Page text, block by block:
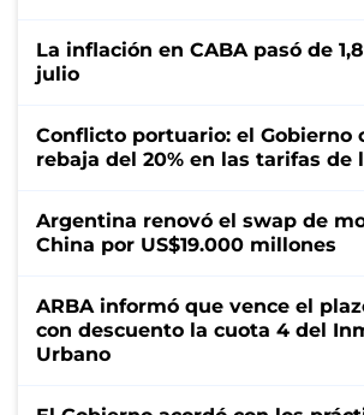
La inflación en CABA pasó de
julio
Conflicto portuario: el Gobierno
rebaja del 20% en las tarifas de
Argentina renovó el swap de
China por US$19.000 millones
ARBA informó que vence el
con descuento la cuota 4 del
Urbano